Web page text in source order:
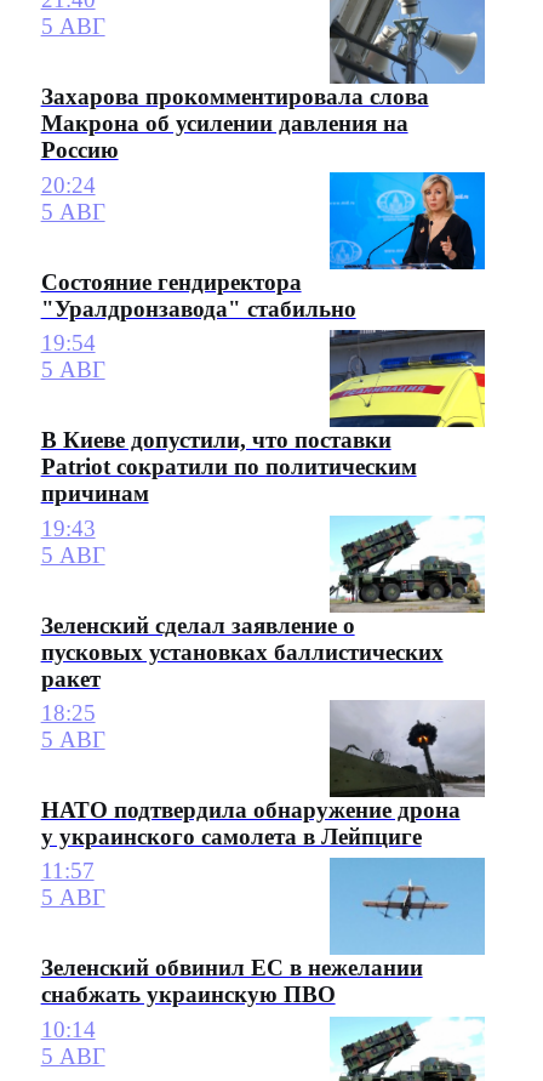
5 АВГ
Захарова прокомментировала слова
Макрона об усилении давления на
Россию
20:24
5 АВГ
Состояние гендиректора
"Уралдронзавода" стабильно
19:54
5 АВГ
В Киеве допустили, что поставки
Patriot сократили по политическим
причинам
19:43
5 АВГ
Зеленский сделал заявление о
пусковых установках баллистических
ракет
18:25
5 АВГ
НАТО подтвердила обнаружение дрона
у украинского самолета в Лейпциге
11:57
5 АВГ
Зеленский обвинил ЕС в нежелании
снабжать украинскую ПВО
10:14
5 АВГ